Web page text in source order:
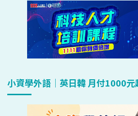
小資學外語｜英日韓 月付1000元